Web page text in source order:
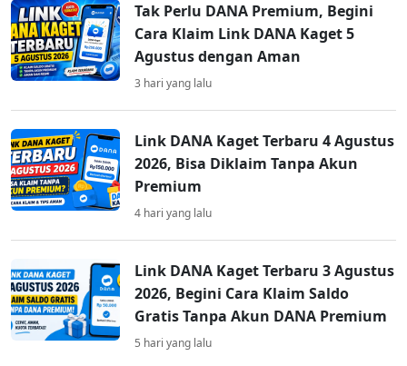
Tak Perlu DANA Premium, Begini
Cara Klaim Link DANA Kaget 5
Agustus dengan Aman
3 hari yang lalu
Link DANA Kaget Terbaru 4 Agustus
2026, Bisa Diklaim Tanpa Akun
Premium
4 hari yang lalu
Link DANA Kaget Terbaru 3 Agustus
2026, Begini Cara Klaim Saldo
Gratis Tanpa Akun DANA Premium
5 hari yang lalu